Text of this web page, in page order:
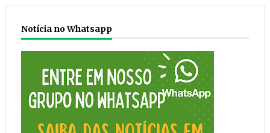
Notícia no Whatsapp